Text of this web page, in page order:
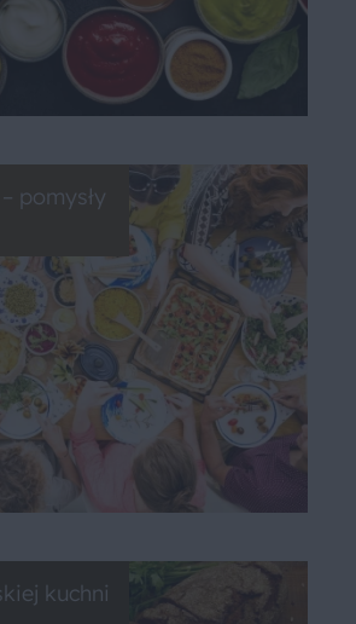
pomysły
kuchni